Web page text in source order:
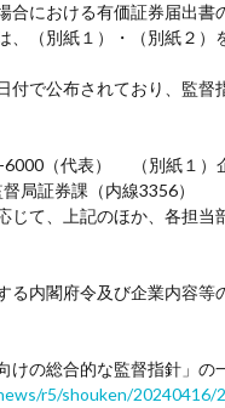
合における有価証券届出書
、（別紙１）・（別紙２）
付で公布されており、監
（代表） （別紙１）企
局証券課（内線3356）
じて、上記のほか、各担当
る内閣府令及び企業内容
けの総合的な監督指針」の
r5/shouken/20240416/